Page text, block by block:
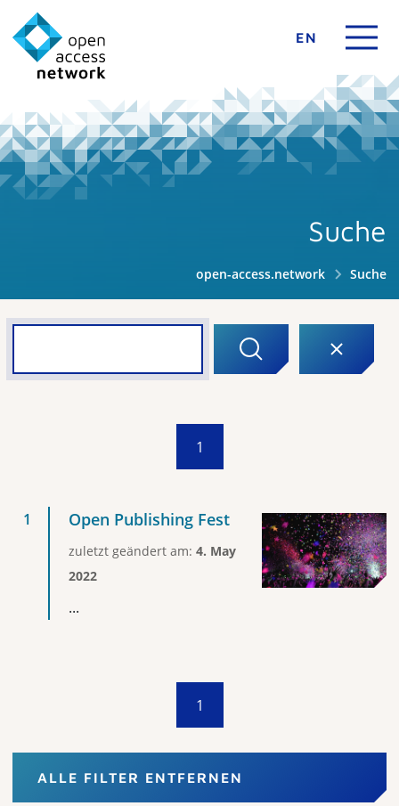
EN
Suche
open-access.network Suche
1
Open Publishing Fest
zuletzt geändert am: 4. May
2022
...
1
ALLE FILTER ENTFERNEN